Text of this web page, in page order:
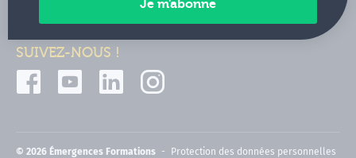
Paiements sécurisés
SUIVEZ-NOUS !
© 2026 Émergences Formations
Protection des données personnelles